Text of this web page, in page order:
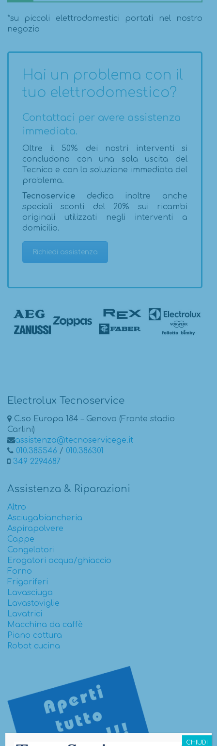
*su piccoli elettrodomestici portati nel nostro
negozio
Hai un problema con il
tuo elettrodomestico?
Contattaci per avere assistenza
immediata.
Oltre il 50% dei nostri interventi si
concludono con una sola uscita del
Tecnico e con la soluzione immediata del
problema.
Tecnoservice dedica inoltre anche
speciali sconti del 20% sui ricambi
originali utilizzati negli interventi a
domicilio.
Richiedi assistenza
Electrolux Tecnoservice
C.so Europa 184 – Genova (Fronte stadio
Carlini)
assistenza@tecnoservicege.it
010.385546 / 010.386301
349 2294687
Assistenza & Riparazioni
Altro
Asciugabiancheria
Aspirapolvere
Cappe
Congelatori
Erogatori acqua/ghiaccio
Forno
Frigoriferi
Lavasciuga
Lavastoviglie
Lavatrici
Macchina da caffè
Piano cottura
Robot cucina
CHIUDI